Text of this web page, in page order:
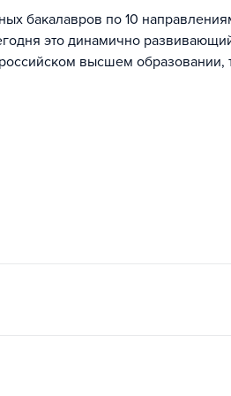
бакалавров по 10
это динамично
высшем образовании,